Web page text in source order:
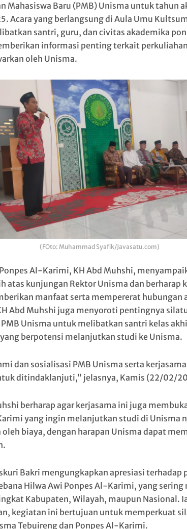
Mahasiswa Baru (PMB) Unisma untuk tahun
Acara yang berlangsung di Aula Umu
santri, guru, dan civitas akademika
informasi penting terkait
oleh Unisma.
(FOto: Muhammad Syafik/Javasatu.com)
Al-Karimi, KH Abd Muhshi,
atas kunjungan Rektor Unisma dan berharap
manfaat serta mempererat hubungan
Abd Muhshi juga menyoroti pentingnya
Unisma untuk melibatkan santri kelas
berpotensi melanjutkan studi ke Unisma.
dan sosialisasi PMB Unisma serta
ditindaklanjuti,” jelasnya, Kamis (22/02/
berharap agar kerjasama ini juga
yang ingin melanjutkan studi di Unisma
biaya, dengan harapan Unisma dapat
Bakri mengungkapkan apresiasi terhadap
Hilwa Awi Ponpes Al-Karimi, yang sering
Kabupaten, Wilayah, maupun Nasional.
kegiatan ini bertujuan untuk memperkuat
Tebuireng dan Ponpes Al-Karimi.